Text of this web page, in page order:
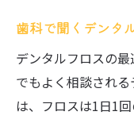
歯科で聞くデンタ
デンタルフロスの
でもよく相談され
は、フロスは1日1